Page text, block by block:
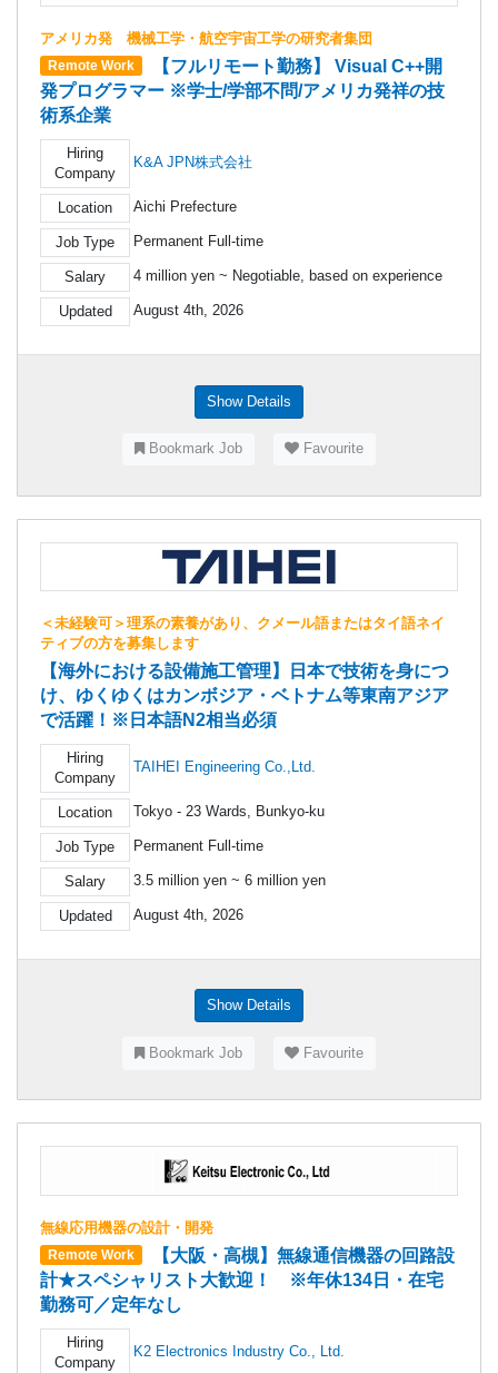
アメリカ発 機械工学・航空宇宙工学の研究者集団
Remote Work
【フルリモート勤務】 Visual C++開
発プログラマー ※学士/学部不問/アメリカ発祥の技
術系企業
Hiring
Company
K&A JPN株式会社
Location Aichi Prefecture
Job Type Permanent Full-time
Salary 4 million yen ~ Negotiable, based on experience
Updated August 4th, 2026
Show Details
Bookmark Job Favourite
＜未経験可＞理系の素養があり、クメール語またはタイ語ネイ
ティブの方を募集します
【海外における設備施工管理】日本で技術を身につ
け、ゆくゆくはカンボジア・ベトナム等東南アジア
で活躍！※日本語N2相当必須
Hiring
Company
TAIHEI Engineering Co.,Ltd.
Location Tokyo - 23 Wards, Bunkyo-ku
Job Type Permanent Full-time
Salary 3.5 million yen ~ 6 million yen
Updated August 4th, 2026
Show Details
Bookmark Job Favourite
無線応用機器の設計・開発
Remote Work
【大阪・高槻】無線通信機器の回路設
計★スペシャリスト大歓迎！ ※年休134日・在宅
勤務可／定年なし
Hiring
Company
K2 Electronics Industry Co., Ltd.